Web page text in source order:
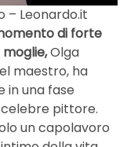
– Leonardo.it
di forte
Olga
maestro, ha
in una fase
pittore.
un capolavoro